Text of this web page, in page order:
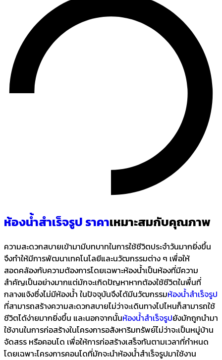
ห้องน้ำสำเร็จรูป ราคาเหมาะสมกับคุณภาพ
ความสะดวกสบายเข้ามามีบทบาทในการใช้ชีวิตประจำวันมากยิ่งขึ้น
จึงทำให้มีการพัฒนาเทคโนโลยีและนวัฒกรรมต่าง ๆ เพื่อให้
สอดคล้องกับความต้องการโดยเฉพาะห้องน้ำเป็นห้องที่มีความ
สำคัญเป็นอย่างมากแต่มักจะเกิดปัญหาหากต้องใช้ชีวิตในพื้นที่
กลางแจ้งซึ่งไม่มีห้องน้ำ ในปัจจุบันจึงได้มีนวัฒกรรมห้องน้ำสำเร็จรูป
ที่สามารถสร้างความสะดวกสบายไม่ว่าจะเดินทางไปไหนก็สามารถใช้
ชีวิตได้ง่ายมากยิ่งขึ้น และนอกจากนั้นห้องน้ำสำเร็จรูปยังมักถูกนำมา
ใช้งานในการก่อสร้างในโครงการอสังหาริมทรัพย์ไม่ว่าจะเป็นหมู่บ้าน
จัดสรร หรือคอนโด เพื่อให้การก่อสร้างเสร็จทันตามเวลาที่กำหนด
โดยเฉพาะโครงการคอนโดที่มักจะนำห้องน้ำสำเร็จรูปมาใช้งาน